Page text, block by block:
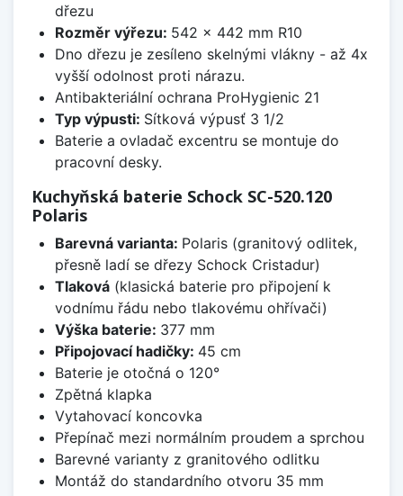
dřezu
Rozměr výřezu: 542 x 442 mm R10
Dno dřezu je zesíleno skelnými vlákny - až 4x
vyšší odolnost proti nárazu.
Antibakteriální ochrana ProHygienic 21
Typ výpusti: Sítková výpusť 3 1/2
Baterie a ovladač excentru se montuje do
pracovní desky.
Kuchyňská baterie Schock SC-520.120
Polaris
Barevná varianta: Polaris (granitový odlitek,
přesně ladí se dřezy Schock Cristadur)
Tlaková(klasická baterie pro připojení k
vodnímu řádu nebo tlakovému ohřívači)
Výška baterie: 377 mm
Připojovací hadičky: 45 cm
Baterie je otočná o 120°
Zpětná klapka
Vytahovací koncovka
Přepínač mezi normálním proudem a sprchou
Barevné varianty z granitového odlitku
Montáž do standardního otvoru 35 mm